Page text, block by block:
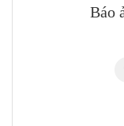
Báo